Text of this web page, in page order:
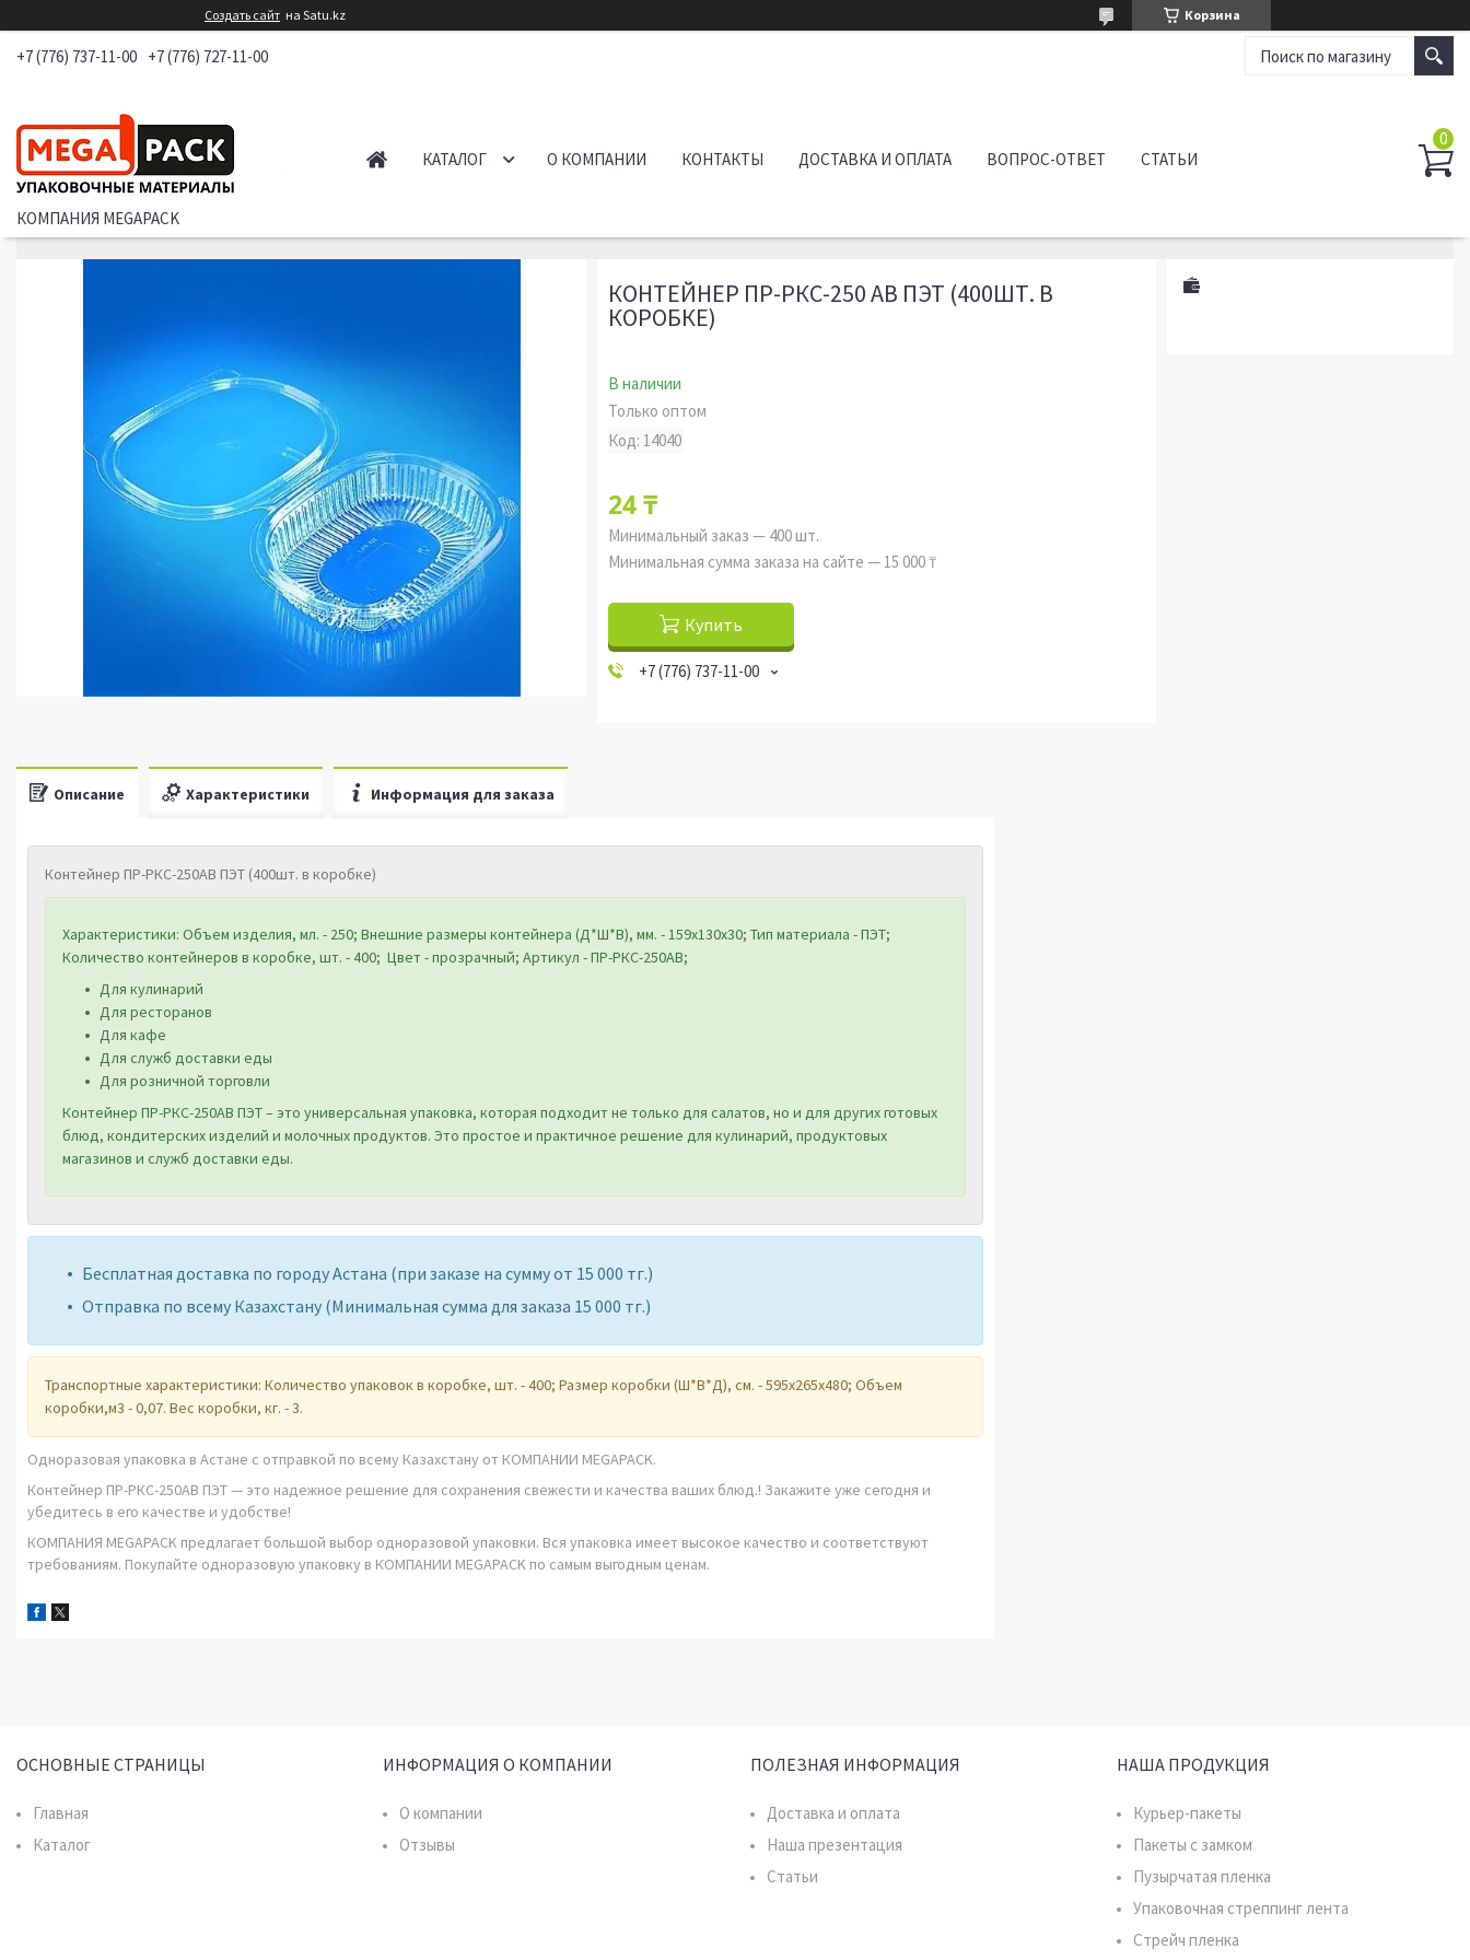
Создать сайт на Satu.kz Корзина
+7 (776) 737-11-00 +7 (776) 727-11-00
КОМПАНИЯ MEGAPACK
КАТАЛОГ О КОМПАНИИ КОНТАКТЫ ДОСТАВКА И ОПЛАТА ВОПРОС-ОТВЕТ СТАТЬИ
КОНТЕЙНЕР ПР-РКС-250 AB ПЭТ (400ШТ. В
КОРОБКЕ)
В наличии
Только оптом
Код: 14040
24 ₸
Минимальный заказ — 400 шт.
Минимальная сумма заказа на сайте — 15 000 ₸
Купить
+7 (776) 737-11-00
Описание Характеристики Информация для заказа
Контейнер ПР-РКС-250AB ПЭТ (400шт. в коробке)
Характеристики: Объем изделия, мл. - 250; Внешние размеры контейнера (Д*Ш*В), мм. - 159х130х30; Тип материала - ПЭТ;
Количество контейнеров в коробке, шт. - 400; Цвет - прозрачный; Артикул -ПР-РКС-250AB;
Для кулинарий
Для ресторанов
Для кафе
Для служб доставки еды
Для розничной торговли
Контейнер ПР-РКС-250AB ПЭТ– это универсальная упаковка, которая подходит не только для салатов, но и для других готовых
блюд, кондитерских изделий и молочных продуктов. Это простое и практичное решение для кулинарий, продуктовых
магазинов и служб доставки еды.
Бесплатная доставка по городу Астана (при заказе на сумму от 15 000 тг.)
Отправка по всему Казахстану (Минимальная сумма для заказа 15 000 тг.)
Транспортные характеристики: Количество упаковок в коробке, шт. - 400; Размер коробки (Ш*В*Д), см. - 595x265x480; Объем
коробки,м3 - 0,07. Вес коробки, кг. - 3.
Одноразовая упаковка в Астане с отправкой по всему Казахстану от КОМПАНИИ MEGAPACK.
Контейнер ПР-РКС-250AB ПЭТ— это надежное решение для сохранения свежести и качества ваших блюд.! Закажите уже сегодня и
убедитесь в его качестве и удобстве!
КОМПАНИЯ MEGAPACK предлагает большой выбор одноразовой упаковки. Вся упаковка имеет высокое качество и соответствуют
требованиям. Покупайте одноразовую упаковку в КОМПАНИИ MEGAPACK по самым выгодным ценам.
ОСНОВНЫЕ СТРАНИЦЫ
Главная
Каталог
ИНФОРМАЦИЯ О КОМПАНИИ
О компании
Отзывы
ПОЛЕЗНАЯ ИНФОРМАЦИЯ
Доставка и оплата
Наша презентация
Статьи
НАША ПРОДУКЦИЯ
Курьер-пакеты
Пакеты с замком
Пузырчатая пленка
Упаковочная стреппинг лента
Стрейч пленка